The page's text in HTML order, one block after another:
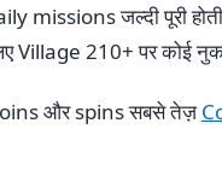
missions जल्दी पूरी
Village 210+ पर कोई
और spins सबसे तेज़